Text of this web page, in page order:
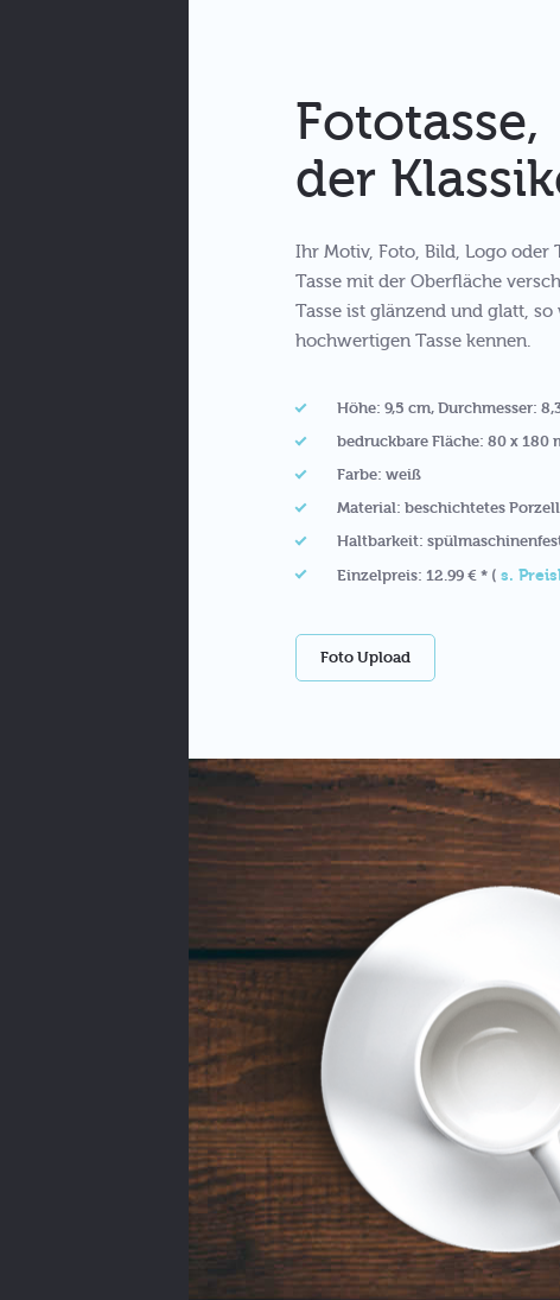
Fototasse,
der
Ihr Motiv, Foto, Bild, Logo oder
Tasse mit der Oberfläche
Tasse ist glänzend und glatt,
hochwertigen Tasse kennen.
Höhe: 9,5 cm, Durchmesser:
bedruckbare Fläche: 80 x 180
Farbe: weiß
Material: beschichtetes
Haltbarkeit:
Einzelpreis: 12.99 € * ( s.
Foto Upload